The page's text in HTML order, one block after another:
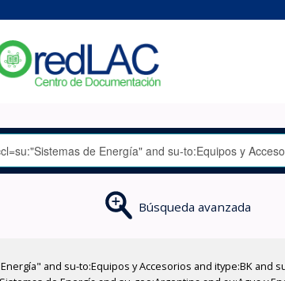
Búsqueda avanzada
and su-to:Equipos y Accesorios and itype:BK and